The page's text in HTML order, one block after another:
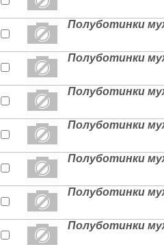
Полуботинки
Полуботинки
Полуботинки
Полуботинки
Полуботинки
Полуботинки
Полуботинки